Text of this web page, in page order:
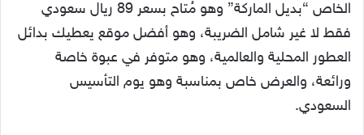
الخاص “بديل الماركة” وهو مُتاح بسعر 89 ريال سعودي
فقط لا غير شامل الضريبة، وهو أفضل موقع يعطيك بدائل
العطور المحلية والعالمية، وهو متوفر في عبوة خاصة
ورائعة، والعرض خاص بمناسبة وهو يوم التأسيس
السعودي.